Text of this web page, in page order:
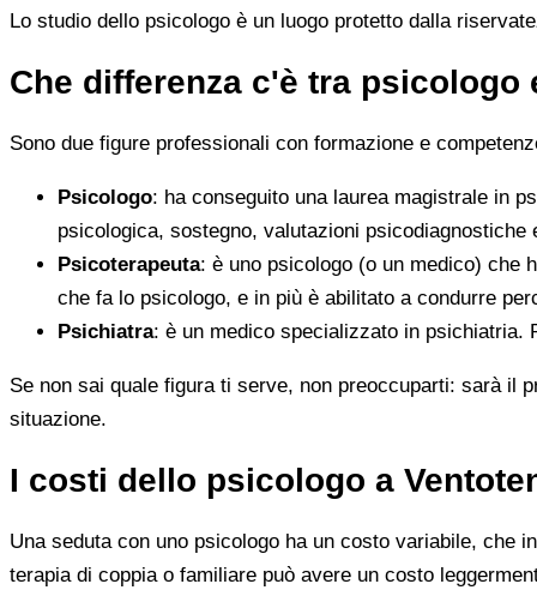
Lo studio dello psicologo è un luogo protetto dalla
Che differenza c'è tra psicologo
Sono due figure professionali con formazione e
Psicologo: ha conseguito una laurea magistrale in
psicologica, sostegno, valutazioni
Psicoterapeuta: è uno psicologo (o un medico) che
che fa lo psicologo, e in più è abilitato a condurre
Psichiatra: è un medico specializzato in psichiatria.
Se non sai quale figura ti serve, non preoccuparti: sarà il
situazione.
I costi dello psicologo a
Una seduta con uno psicologo ha un costo variabile, che
terapia di coppia o familiare può avere un costo